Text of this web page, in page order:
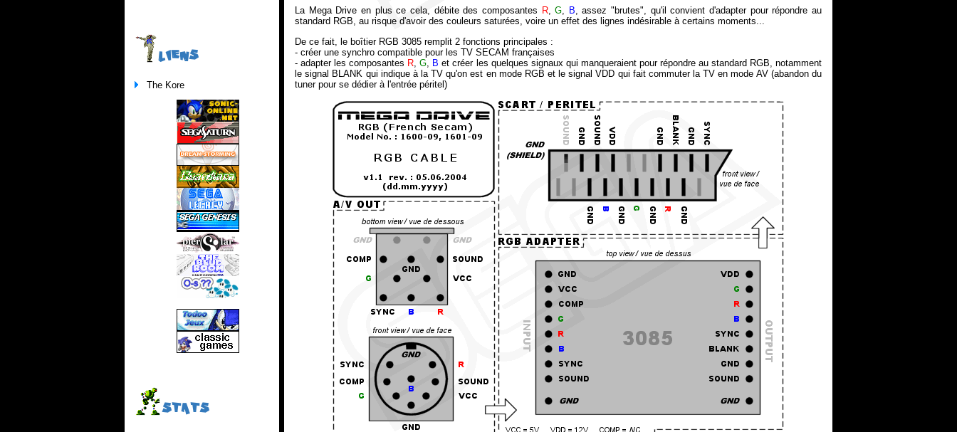
La Mega Drive en plus ce cela, débite des composantes R,G, B, assez "brutes", qu'il convient d'adapter pour répondre au
standard RGB, au risque d'avoir des couleurs saturées, voire un effet des lignes indésirable à certains moments...
De ce fait, le boîtier RGB 3085 remplit 2 fonctions principales :
- créer une synchro compatible pour les TV SECAM françaises
- adapter les composantes R ,G B et créer les quelques signaux qui manqueraient pour répondre au standard RGB, notamment
le signal BLANK qui indique à la TV qu'on est en mode RGB et le signal VDD qui fait commuter la TV en mode AV (abandon du
tuner pour se dédier à l'entrée péritel)
LIENS
The Kore
STATS